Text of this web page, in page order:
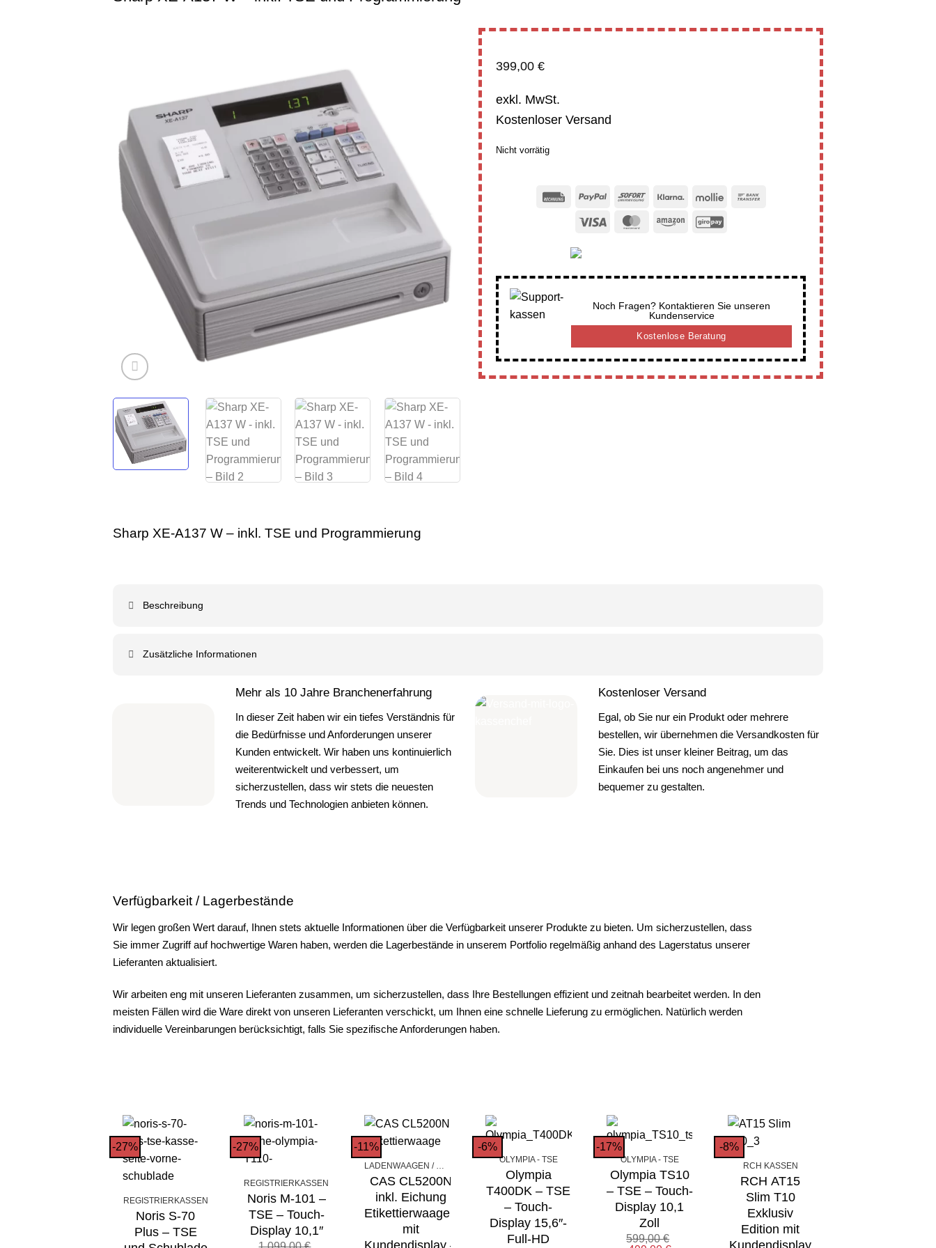
399,00 €
exkl. MwSt.
Kostenloser Versand
Nicht vorrätig
RechungPayPal Sofort Klarna Mollie
Visa MasterCardAmazonGiroPay
Noch Fragen? Kontaktieren Sie unseren
Kundenservice
Kostenlose Beratung
Sharp XE-A137 W – inkl. TSE und Programmierung
Beschreibung
Zusätzliche Informationen
Mehr als 10 Jahre Branchenerfahrung
In dieser Zeit haben wir ein tiefes Verständnis für
die Bedürfnisse und Anforderungen unserer
Kunden entwickelt. Wir haben uns kontinuierlich
weiterentwickelt und verbessert, um
sicherzustellen, dass wir stets die neuesten
Trends und Technologien anbieten können.
Kostenloser Versand
Egal, ob Sie nur ein Produkt oder mehrere
bestellen, wir übernehmen die Versandkosten für
Sie. Dies ist unser kleiner Beitrag, um das
Einkaufen bei uns noch angenehmer und
bequemer zu gestalten.
Verfügbarkeit / Lagerbestände
Wir legen großen Wert darauf, Ihnen stets aktuelle Informationen über die Verfügbarkeit unserer Produkte zu bieten. Um sicherzustellen, dass
Sie immer Zugriff auf hochwertige Waren haben, werden die Lagerbestände in unserem Portfolio regelmäßig anhand des Lagerstatus unserer
Lieferanten aktualisiert.
Wir arbeiten eng mit unseren Lieferanten zusammen, um sicherzustellen, dass Ihre Bestellungen effizient und zeitnah bearbeitet werden. In den
meisten Fällen wird die Ware direkt von unseren Lieferanten verschickt, um Ihnen eine schnelle Lieferung zu ermöglichen. Natürlich werden
individuelle Vereinbarungen berücksichtigt, falls Sie spezifische Anforderungen haben.
-27%
REGISTRIERKASSEN
Noris S-70
Plus – TSE
-27%
REGISTRIERKASSEN
Noris M-101 –
TSE – Touch-
Display 10,1″
-11%
LADENWAAGEN / WAAGEN
CAS CL5200N
inkl. Eichung
Etikettierwaagen
mit
Kundendisplay –
-6%
OLYMPIA - TSE
Olympia
T400DK – TSE
– Touch-
Display 15,6″-
Full-HD
-17%
OLYMPIA - TSE
Olympia TS10
– TSE – Touch-
Display 10,1
Zoll
599,00€
-8%
RCH KASSEN
RCH AT15
Slim T10
Exklusiv
Edition mit
Kundendisplay